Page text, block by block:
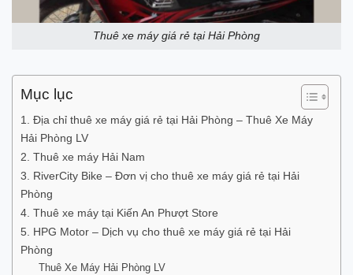
Thuê xe máy giá rẻ tại Hải Phòng
Mục lục
1. Địa chỉ thuê xe máy giá rẻ tại Hải Phòng – Thuê Xe Máy
Hải Phòng LV
2. Thuê xe máy Hải Nam
3. RiverCity Bike – Đơn vị cho thuê xe máy giá rẻ tại Hải
Phòng
4. Thuê xe máy tại Kiến An Phượt Store
5. HPG Motor – Dịch vụ cho thuê xe máy giá rẻ tại Hải
Phòng
Thuê Xe Máy Hải Phòng LV